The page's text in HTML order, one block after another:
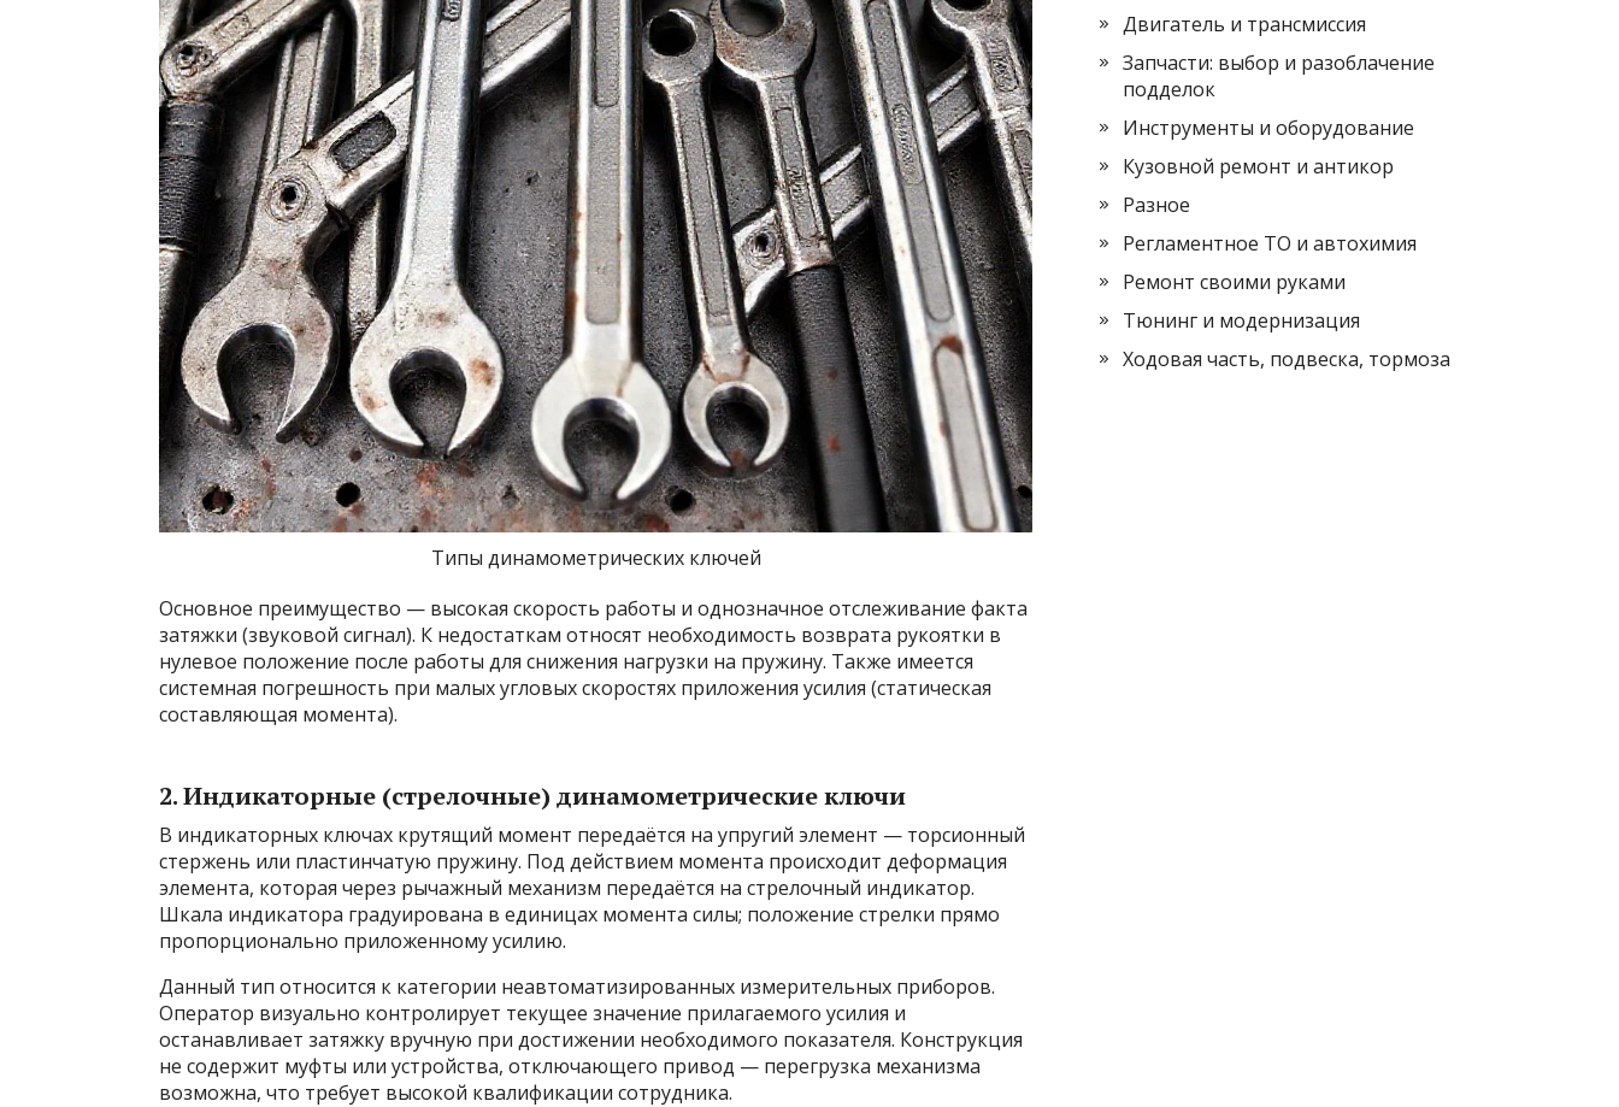
Типы динамометрических ключей
Основное преимущество — высокая скорость работы и однозначное отслеживание факта
затяжки (звуковой сигнал). К недостаткам относят необходимость возврата рукоятки в
нулевое положение после работы для снижения нагрузки на пружину. Также имеется
системная погрешность при малых угловых скоростях приложения усилия (статическая
составляющая момента).
2. Индикаторные (стрелочные) динамометрические ключи
В индикаторных ключах крутящий момент передаётся на упругий элемент — торсионный
стержень или пластинчатую пружину. Под действием момента происходит деформация
элемента, которая через рычажный механизм передаётся на стрелочный индикатор.
Шкала индикатора градуирована в единицах момента силы; положение стрелки прямо
пропорционально приложенному усилию.
Данный тип относится к категории неавтоматизированных измерительных приборов.
Оператор визуально контролирует текущее значение прилагаемого усилия и
останавливает затяжку вручную при достижении необходимого показателя. Конструкция
не содержит муфты или устройства, отключающего привод — перегрузка механизма
возможна, что требует высокой квалификации сотрудника.
Двигатель и трансмиссия
Запчасти: выбор и разоблачение
подделок
Инструменты и оборудование
Кузовной ремонт и антикор
Разное
Регламентное ТО и автохимия
Ремонт своими руками
Тюнинг и модернизация
Ходовая часть, подвеска, тормоза